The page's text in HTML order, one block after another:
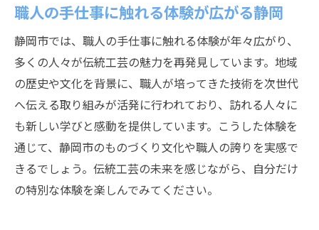
職人の手仕事に触れる体験が広がる静岡
静岡市では、職人の手仕事に触れる体験が年々広がり、
多くの人々が伝統工芸の魅力を再発見しています。地域
の歴史や文化を背景に、職人が培ってきた技術を次世代
へ伝える取り組みが活発に行われており、訪れる人々に
も新しい学びと感動を提供しています。こうした体験を
通じて、静岡市のものづくり文化や職人の誇りを実感で
きるでしょう。伝統工芸の未来を感じながら、自分だけ
の特別な体験を楽しんでみてください。